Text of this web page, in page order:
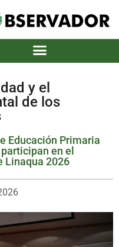
y el
de los
Educación Primaria
en el
Linaqua 2026